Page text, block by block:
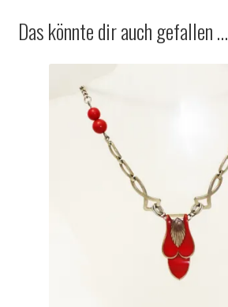
Das könnte dir auch gefallen …